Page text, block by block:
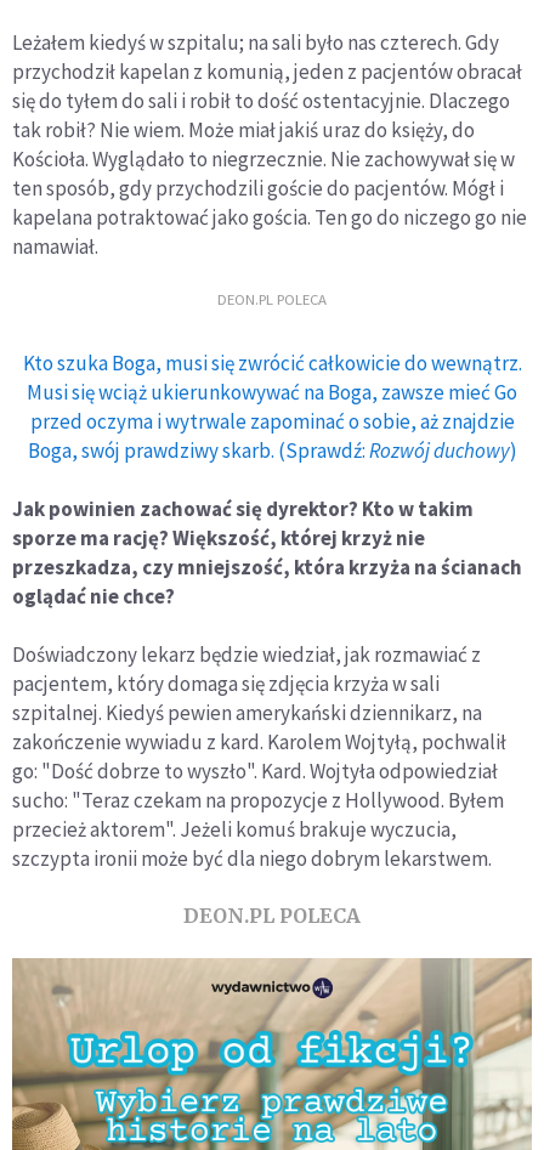
Leżałem kiedyś w szpitalu; na sali było nas czterech. Gdy
przychodził kapelan z komunią, jeden z pacjentów obracał
się do tyłem do sali i robił to dość ostentacyjnie. Dlaczego
tak robił? Nie wiem. Może miał jakiś uraz do księży, do
Kościoła. Wyglądało to niegrzecznie. Nie zachowywał się w
ten sposób, gdy przychodzili goście do pacjentów. Mógł i
kapelana potraktować jako gościa. Ten go do niczego go nie
namawiał.
DEON.PL POLECA
Kto szuka Boga, musi się zwrócić całkowicie do wewnątrz.
Musi się wciąż ukierunkowywać na Boga, zawsze mieć Go
przed oczyma i wytrwale zapominać o sobie, aż znajdzie
Boga, swój prawdziwy skarb. (Sprawdź:Rozwój duchowy)
Jak powinien zachować się dyrektor? Kto w takim
sporze ma rację? Większość, której krzyż nie
przeszkadza, czy mniejszość, która krzyża na ścianach
oglądać nie chce?
Doświadczony lekarz będzie wiedział, jak rozmawiać z
pacjentem, który domaga się zdjęcia krzyża w sali
szpitalnej. Kiedyś pewien amerykański dziennikarz, na
zakończenie wywiadu z kard. Karolem Wojtyłą, pochwalił
go: "Dość dobrze to wyszło". Kard. Wojtyła odpowiedział
sucho: "Teraz czekam na propozycje z Hollywood. Byłem
przecież aktorem". Jeżeli komuś brakuje wyczucia,
szczypta ironii może być dla niego dobrym lekarstwem.
DEON.PL POLECA